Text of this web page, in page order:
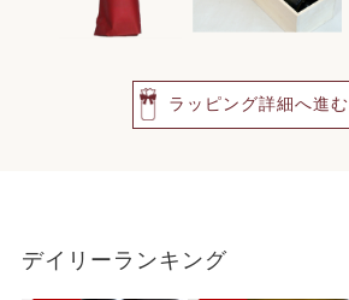
ラッピング詳細へ進む
デイリーランキング